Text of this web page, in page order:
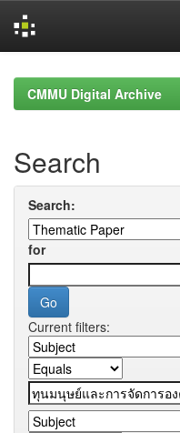
navigationCMMU Digital Archive
Search
Search:
for
Current filters: